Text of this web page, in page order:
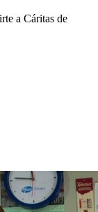
a Cáritas de